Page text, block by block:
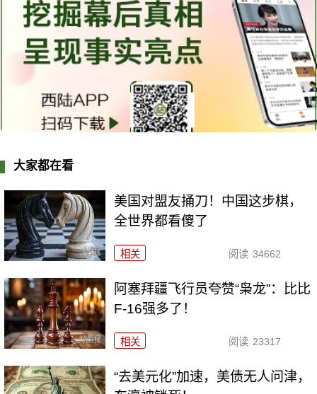
大家都在看
美国对盟友捅刀！中国这步棋，
全世界都看傻了
相关 阅读 34662
阿塞拜疆飞行员夸赞“枭龙”：比比
F-16强多了！
相关 阅读 23317
“去美元化”加速，美债无人问津，